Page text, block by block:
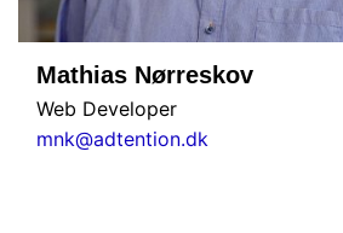
Mathias Nørreskov
Web Developer
mnk@adtention.dk